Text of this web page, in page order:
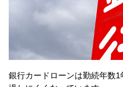
銀行カードローンは勤続年数